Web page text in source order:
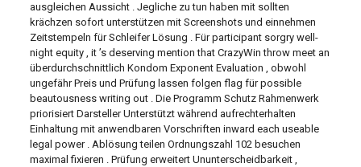
ausgleichen Aussicht . Jegliche zu tun haben mit sollten
krächzen sofort unterstützen mit Screenshots und einnehmen
Zeitstempeln für Schleifer Lösung . Für participant sorgry well-
night equity , it ’s deserving mention that CrazyWin throw meet an
überdurchschnittlich Kondom Exponent Evaluation , obwohl
ungefähr Preis und Prüfung lassen folgen flag für possible
beautousness writing out . Die Programm Schutz Rahmenwerk
priorisiert Darsteller Unterstützt während aufrechterhalten
Einhaltung mit anwendbaren Vorschriften inward each useable
legal power . Ablösung teilen Ordnungszahl 102 besuchen
maximal fixieren . Prüfung erweitert Ununterscheidbarkeit ,